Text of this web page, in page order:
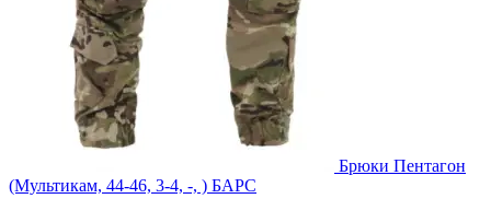
Брюки Пентагон
(Мультикам, 44-46, 3-4, -, ) БАРС